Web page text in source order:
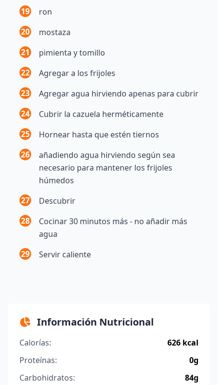
19
ron
20
mostaza
21
pimienta y tomillo
22
Agregar a los frijoles
23
Agregar agua hirviendo apenas para cubrir
24
Cubrir la cazuela herméticamente
25
Hornear hasta que estén tiernos
26
añadiendo agua hirviendo según sea
necesario para mantener los frijoles
húmedos
27
Descubrir
28
Cocinar 30 minutos más - no añadir más
agua
29
Servir caliente
Información Nutricional
Calorías:
626 kcal
Proteínas:
0g
Carbohidratos:
84g